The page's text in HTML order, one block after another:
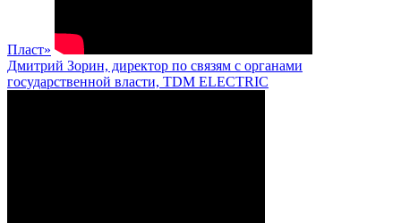
Пласт»
Дмитрий Зорин, директор по связям с органами
государственной власти, TDM ELECTRIC